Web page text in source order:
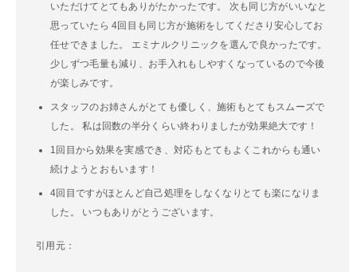
いただけてとてもありがたかったです。 次も同じ方がいいなと
思っていたら 4回目も同じ方が施術をしてくださり安心してお
任せできました。 エミナルクリニックを選んで良かったです。
少しずつ毛量も減り、お手入れもしやすくなっているので今後
が楽しみです。
スタッフのお姉さんがとても優しく、施術もとてもスムーズで
した。 私は回数の半分くらい終わりましたが効果絶大です！
1回目から効果を実感でき、対応もとてもよくこれからも通い
続けようとおもいます！
4回目ですがほとんど自己処理をしなくなりとても楽になりま
した。 いつもありがとうございます。
引用元：